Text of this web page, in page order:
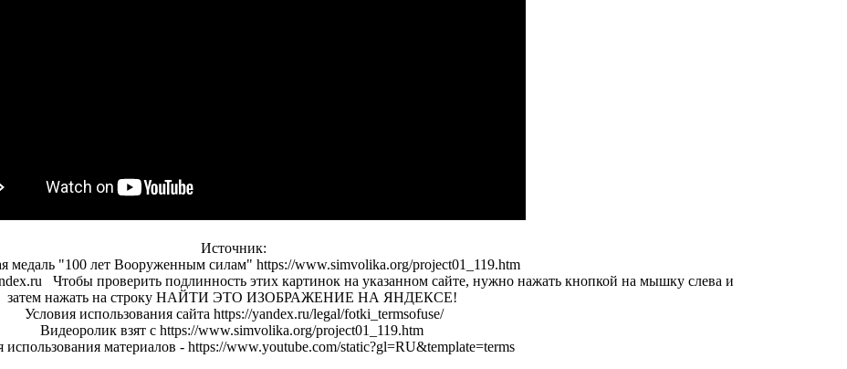
Источник:
медаль "100 лет Вооруженным силам" https://www.simvolika.org/project01_119.htm
Чтобы проверить подлинность этих картинок на указанном сайте, нужно нажать кнопкой на мышку слева и
затем нажать на строку НАЙТИ ЭТО ИЗОБРАЖЕНИЕ НА ЯНДЕКСЕ!
Условия использования сайта https://yandex.ru/legal/fotki_termsofuse/
Видеоролик взят с https://www.simvolika.org/project01_119.htm
использования материалов - https://www.youtube.com/static?gl=RU&template=terms